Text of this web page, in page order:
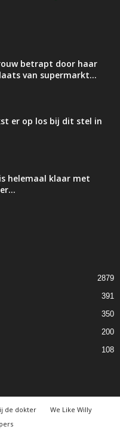
betrapt door haar
van supermarkt…
er op los bij dit stel in
helemaal klaar met
2879
391
350
200
108
de dokter
We Like Willy